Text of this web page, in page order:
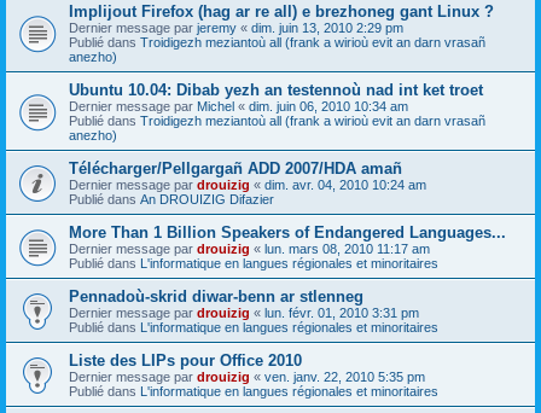
Implijout Firefox (hag ar re all) e brezhoneg gant Linux ?
Dernier message par jeremy « dim. juin 13, 2010 2:29 pm
Publié dans Troidigezh meziantoù all (frank a wirioù evit an darn vrasañ
anezho)
Ubuntu 10.04: Dibab yezh an testennoù nad int ket troet
Dernier message par Michel « dim. juin 06, 2010 10:34 am
Publié dans Troidigezh meziantoù all (frank a wirioù evit an darn vrasañ
anezho)
Télécharger/Pellgargañ ADD 2007/HDA amañ
Dernier message par drouizig « dim. avr. 04, 2010 10:24 am
Publié dans An DROUIZIG Difazier
More Than 1 Billion Speakers of Endangered Languages...
Dernier message par drouizig « lun. mars 08, 2010 11:17 am
Publié dans L'informatique en langues régionales et minoritaires
Pennadoù-skrid diwar-benn ar stlenneg
Dernier message par drouizig « lun. févr. 01, 2010 3:31 pm
Publié dans L'informatique en langues régionales et minoritaires
Liste des LIPs pour Office 2010
Dernier message par drouizig « ven. janv. 22, 2010 5:35 pm
Publié dans L'informatique en langues régionales et minoritaires